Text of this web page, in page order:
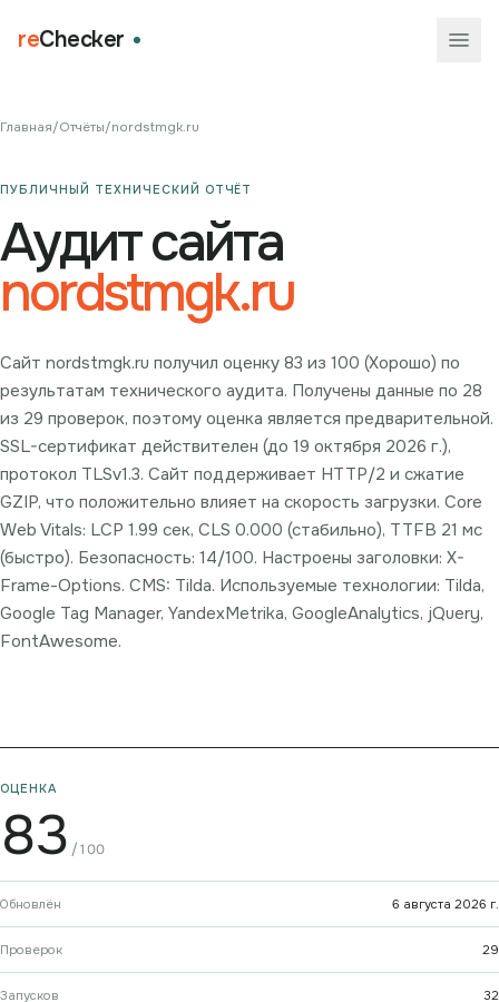
reChecker
Главная/Отчёты/nordstmgk.ru
ПУБЛИЧНЫЙ ТЕХНИЧЕСКИЙ ОТЧЁТ
Аудит сайта
nordstmgk.ru
Сайт nordstmgk.ru получил оценку 83 из 100 (Хорошо) по
результатам технического аудита. Получены данные по 28
из 29 проверок, поэтому оценка является предварительной.
SSL-сертификат действителен (до 19 октября 2026 г.),
протокол TLSv1.3. Сайт поддерживает HTTP/2 и сжатие
GZIP, что положительно влияет на скорость загрузки. Core
Web Vitals: LCP 1.99 сек, CLS 0.000 (стабильно), TTFB 21 мс
(быстро). Безопасность: 14/100. Настроены заголовки: X-
Frame-Options. CMS: Tilda. Используемые технологии: Tilda,
Google Tag Manager, YandexMetrika, GoogleAnalytics, jQuery,
FontAwesome.
ОЦЕНКА
83 /100
Обновлён 6 августа 2026 г.
Проверок 29
Запусков 32